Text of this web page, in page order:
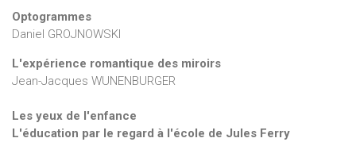
Optogrammes
Daniel GROJNOWSKI
L'expérience romantique des miroirs
Jean-Jacques WUNENBURGER
Les yeux de l'enfance
L'éducation par le regard à l'école de Jules Ferry